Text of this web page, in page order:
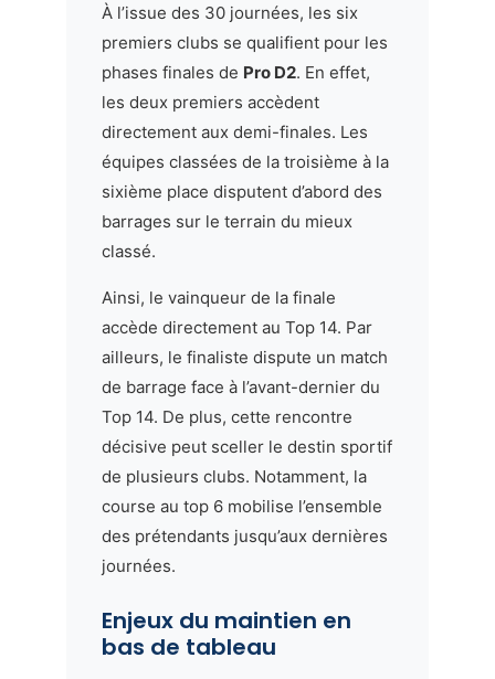
À l’issue des 30 journées, les six
premiers clubs se qualifient pour les
phases finales de Pro D2. En effet,
les deux premiers accèdent
directement aux demi-finales. Les
équipes classées de la troisième à la
sixième place disputent d’abord des
barrages sur le terrain du mieux
classé.
Ainsi, le vainqueur de la finale
accède directement au Top 14. Par
ailleurs, le finaliste dispute un match
de barrage face à l’avant-dernier du
Top 14. De plus, cette rencontre
décisive peut sceller le destin sportif
de plusieurs clubs. Notamment, la
course au top 6 mobilise l’ensemble
des prétendants jusqu’aux dernières
journées.
Enjeux du maintien en
bas de tableau